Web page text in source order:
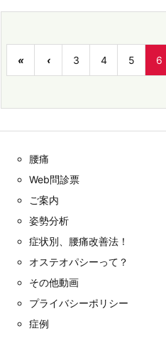
« ‹ 3 4 5 6
腰痛
Web問診票
ご案内
姿勢分析
症状別、腰痛改善法！
オステオパシーって？
その他動画
プライバシーポリシー
症例